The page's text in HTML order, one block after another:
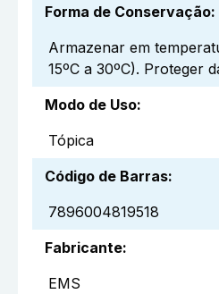
Forma de Conservação:
Armazenar em
15ºC a 30ºC). Proteger
Modo de Uso:
Tópica
Código de Barras:
7896004819518
Fabricante:
EMS